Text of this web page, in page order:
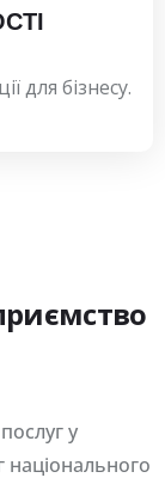
для бізнесу.
у
національного